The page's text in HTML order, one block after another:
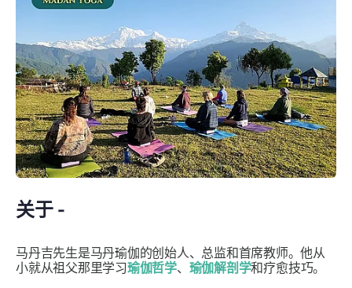
关于 -
马丹吉先生是马丹瑜伽的创始人、总监和首席教师。他从
小就从祖父那里学习瑜伽哲学、 瑜伽解剖学和疗愈技巧。